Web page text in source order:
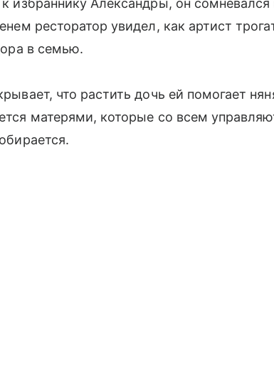
избраннику Александры, он сомневался
ресторатор увидел, как артист
в семью.
что растить дочь ей помогает
матерями, которые со всем